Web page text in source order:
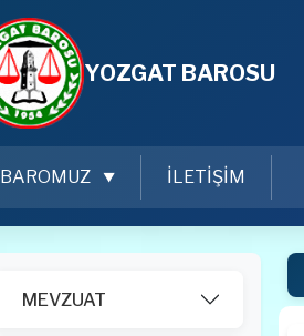
YOZGAT BAROSU
BAROMUZ İLETİŞİM
MEVZUAT